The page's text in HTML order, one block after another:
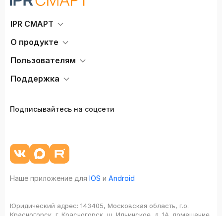
IPR СМАРТ
О продукте
Пользователям
Поддержка
Подписывайтесь на соцсети
Наше приложение для IOS и Android
Юридический адрес: 143405, Московская область, г.о.